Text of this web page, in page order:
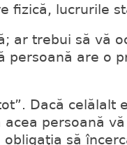
fizică, lucrurile
ar trebui să vă
persoană are o
Dacă celălalt
persoană
să